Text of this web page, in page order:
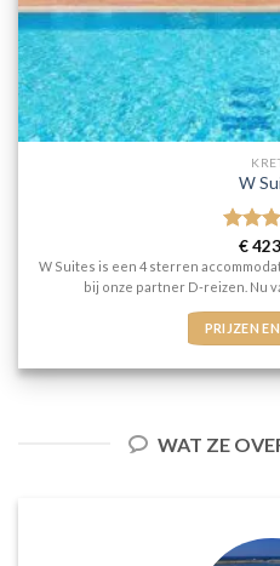
W
4uit 5
€
W Suites is een 4 sterren
bij onze partner D-reizen. Nu
PRIJZEN
WAT ZE